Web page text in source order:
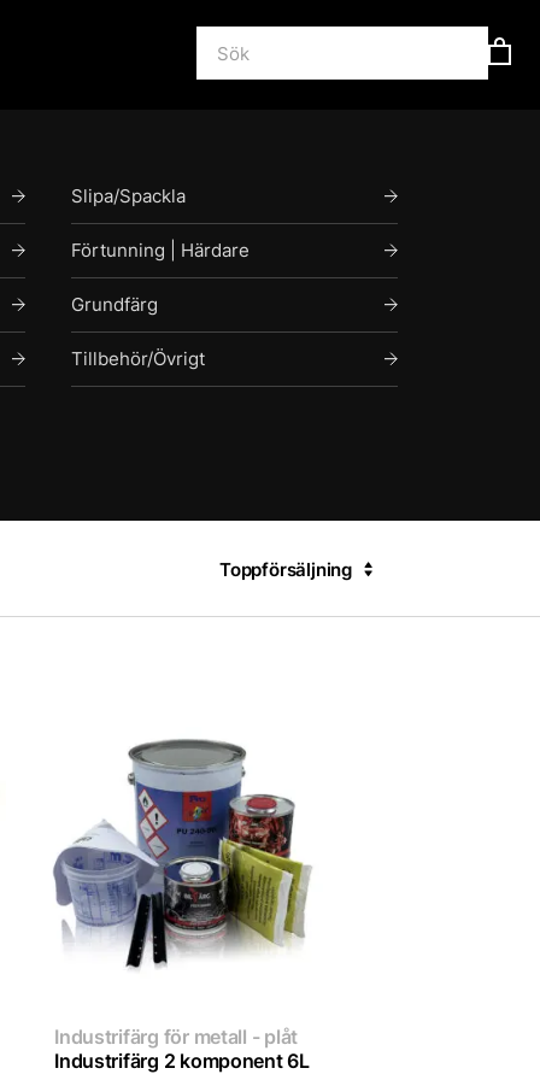
Slipa/Spackla
Förtunning | Härdare
Grundfärg
Tillbehör/Övrigt
Toppförsäljning
Industrifärg för metall - plåt
Industrifärg 2 komponent 6L